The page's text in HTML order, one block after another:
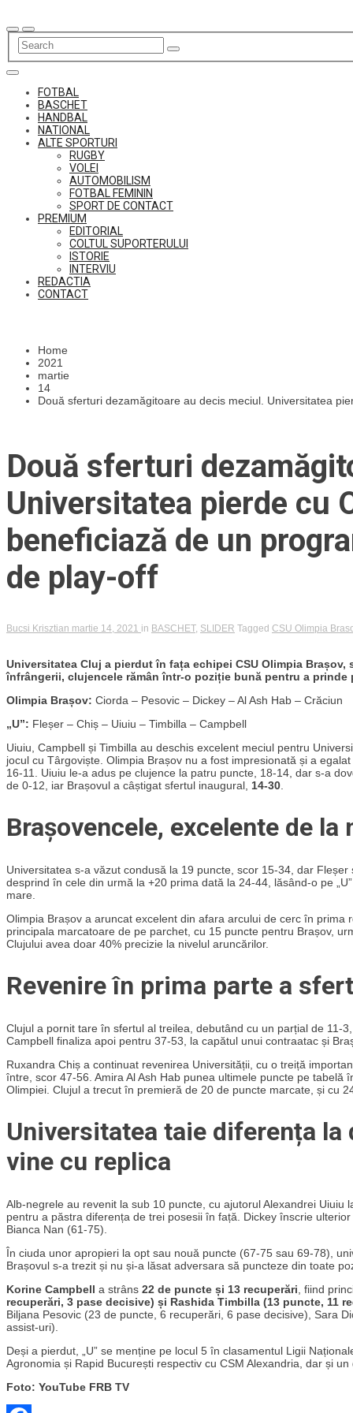
to
content
FOTBAL
BASCHET
HANDBAL
NATIONAL
ALTE SPORTURI
RUGBY
VOLEI
AUTOMOBILISM
FOTBAL FEMININ
SPORT DE CONTACT
PREMIUM
EDITORIAL
COLTUL SUPORTERULUI
ISTORIE
INTERVIU
REDACTIA
CONTACT
Home
2021
martie
14
Două sferturi dezamăgitoare au decis meciul. Universitatea
Două sferturi
Universitatea pierde cu
beneficiază de un
de play-off
Bucsi Krisztian martie 14, 2021 in BASCHET, SLIDER Tagged CSU Olimpia
Universitatea Cluj a pierdut în fața echipei CSU Olimpia
înfrângerii, clujencele rămân într-o poziție bună pentru a prinde
Olimpia Brașov: Ciorda – Pesovic – Dickey – Al Ash Hab – Crăciun
„U”: Fleșer – Chiș – Uiuiu – Timbilla – Campbell
Uiuiu, Campbell și Timbilla au deschis excelent meciul pentru
jocul cu Târgoviște. Olimpia Brașov nu a fost impresionată și a
16-11. Uiuiu le-a adus pe clujence la patru puncte, 18-14, dar s-a
de 0-12, iar Brașovul a câștigat sfertul inaugural, 14-30
Brașovencele, excelente de la
Universitatea s-a văzut condusă la 19 puncte, scor 15-34, dar
desprind în cele din urmă la +20 prima dată la 24-44, lăsând-o pe
mare.
Olimpia Brașov a aruncat excelent din afara arcului de cerc în
principala marcatoare de pe parchet, cu 15 puncte pentru Brașov,
Clujului avea doar 40% precizie la nivelul aruncărilor.
Revenire în prima parte a
Clujul a pornit tare în sfertul al treilea, debutând cu un parțial de 11-
Campbell finaliza apoi pentru 37-53, la capătul unui contraatac și
Ruxandra Chiș a continuat revenirea Universității, cu o treiță
între, scor 47-56. Amira Al Ash Hab punea ultimele puncte pe tabelă
Olimpiei. Clujul a trecut în premieră de 20 de puncte marcate, și cu
Universitatea taie diferența
vine cu replica
Alb-negrele au revenit la sub 10 puncte, cu ajutorul Alexandrei
pentru a păstra diferența de trei posesii în față. Dickey înscrie
Bianca Nan (61-75).
În ciuda unor apropieri la opt sau nouă puncte (67-75 sau 69-78),
Brașovul s-a trezit și nu și-a lăsat adversara să puncteze din toate
Korine Campbell a strâns 22 de puncte și 13 recuperări , fiind
recuperări, 3 pase decisive) și Rashida Timbilla (13 puncte, 11
Biljana Pesovic (23 de puncte, 6 recuperări, 6 pase decisive), Sara
assist-uri).
Deși a pierdut, „U” se menține pe locul 5 în clasamentul Ligii
Agronomia și Rapid București respectiv cu CSM Alexandria, dar și
Foto: YouTube FRB TV